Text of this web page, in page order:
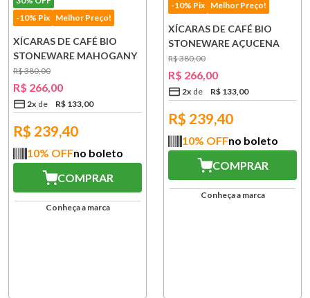
-10% Pix Melhor Preço!
XÍCARAS DE CAFÉ BIO
STONEWARE MAHOGANY
MARROM 6 PEÇAS
R$380,00
R$ 266,00
2x R$ 133,00
R$ 239,40
10% OFFno boleto
COMPRAR
Conheça a marca
-10% Pix Melhor Preço!
XÍCARAS DE CAFÉ BIO
STONEWARE AÇUCENA
CINZA 6 PEÇAS
R$380,00
R$ 266,00
2x R$ 133,00
R$ 239,40
10% OFFno boleto
COMPRAR
Conheça a marca